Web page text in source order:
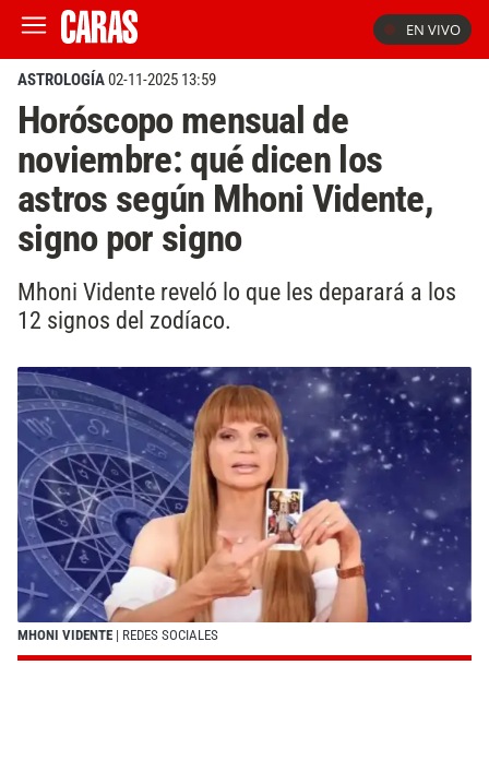
EN VIVO
ASTROLOGÍA02-11-2025 13:59
Horóscopo mensual de
noviembre: qué dicen los
astros según Mhoni Vidente,
signo por signo
Mhoni Vidente reveló lo que les deparará a los
12 signos del zodíaco.
MHONI VIDENTE | REDES SOCIALES